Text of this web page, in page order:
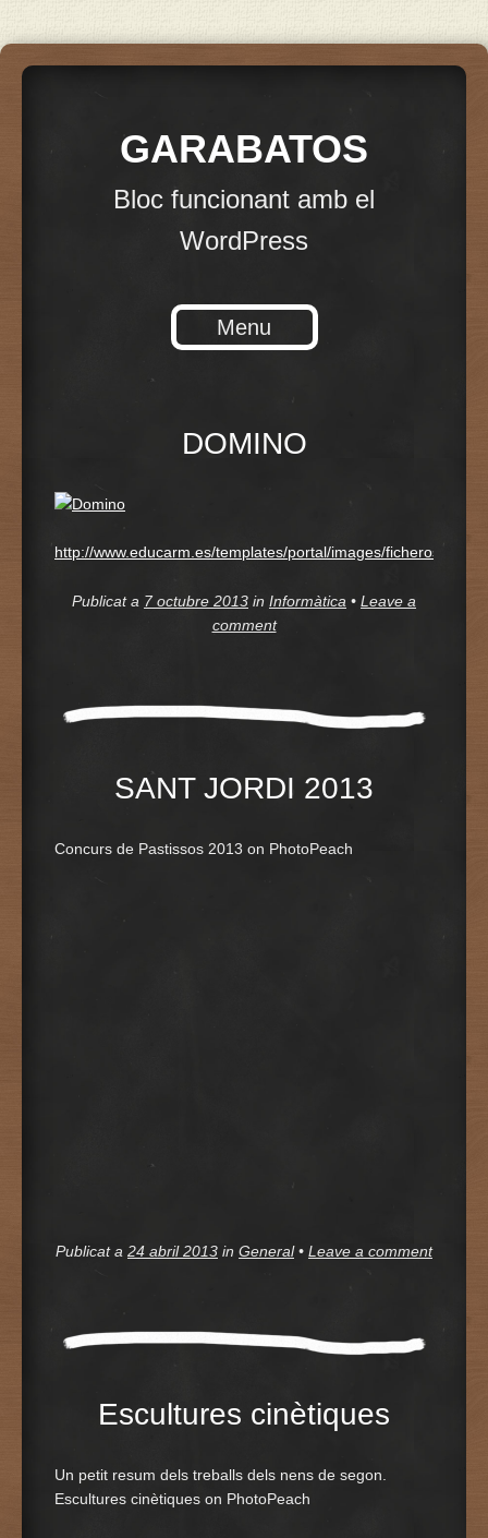
GARABATOS
Bloc funcionant amb el
WordPress
Menu
DOMINO
http://www.educarm.es/templates/portal/images/ficheros/
Publicat a 7 octubre 2013 in Informàtica • Leave a
comment
SANT JORDI 2013
Concurs de Pastissos 2013 on PhotoPeach
Publicat a 24 abril 2013 in General • Leave a comment
Escultures cinètiques
Un petit resum dels treballs dels nens de segon.
Escultures cinètiques on PhotoPeach